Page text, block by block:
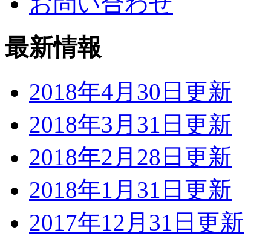
最新情報
2018年4月30日更新
2018年3月31日更新
2018年2月28日更新
2018年1月31日更新
2017年12月31日更新